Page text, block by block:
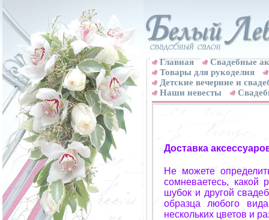
Главная
Свадебные
Товары для рукоделия
Детские вечерние и
Наши невесты
Доставка
Не можете
сомневаетесь, какой
шубок и другой
образца любого
нескольких цветов и